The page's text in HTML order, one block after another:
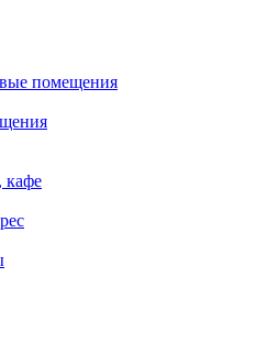
помещения
кафе